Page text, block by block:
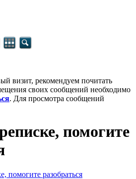
визит, рекомендуем почитать
своих сообщений необходимо
. Для просмотра сообщений
помогите
помогите разобраться